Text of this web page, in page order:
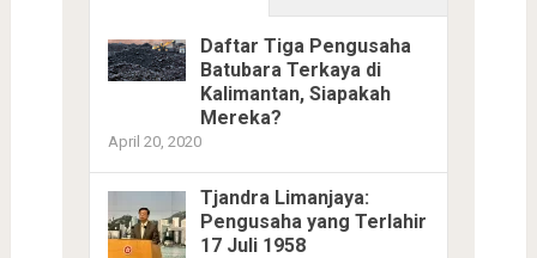
Daftar Tiga Pengusaha
Batubara Terkaya di
Kalimantan, Siapakah
Mereka?
April 20, 2020
Tjandra Limanjaya:
Pengusaha yang Terlahir
17 Juli 1958